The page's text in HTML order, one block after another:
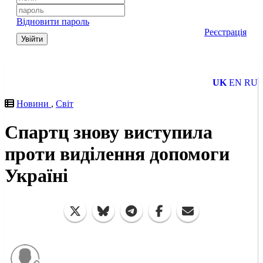
Відновити пароль
Увійти
Реєстрація
UK EN RU
Новини , Світ
Спартц знову виступила
проти виділення допомоги
Україні